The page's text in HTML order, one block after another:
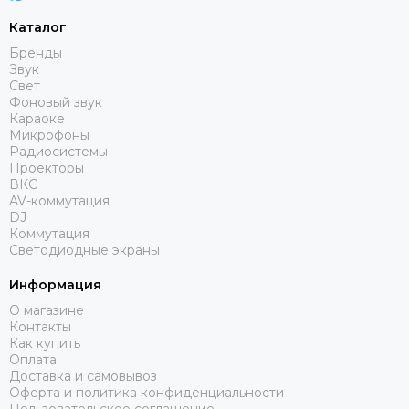
Avolites
Ayrton
Behringer
Beyerdynamic
Bristage
Chamsys
CHAUVET
Clay Paky
CODE
Color Imagination
Coreat
CRCBOX
Cree Led
Crown
CVGAUDIO
Каталог
Бренды
Звук
Свет
Фоновый звук
Караоке
Микрофоны
Радиосистемы
Проекторы
ВКС
AV-коммутация
DJ
Коммутация
Светодиодные экраны
Информация
О магазине
Контакты
Как купить
Оплата
Доставка и самовывоз
Оферта и политика конфиденциальности